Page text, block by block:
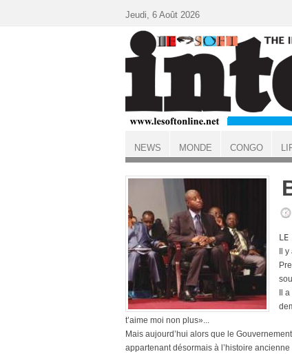
ACCUEIL
Il
Il
t’aime moi non plus»...
Mais aujourd’hui alors que le
appartenant désormais à l’histoire
Jeudi, 6 Août 2026
NEWS MONDE CONGO